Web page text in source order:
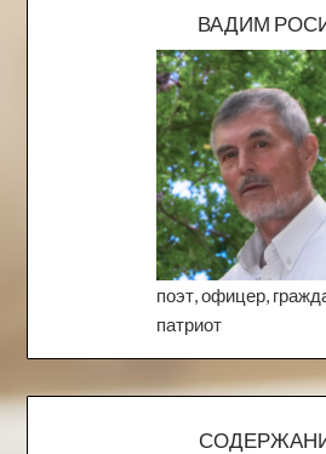
ВАДИМ
поэт, офицер,
патриот